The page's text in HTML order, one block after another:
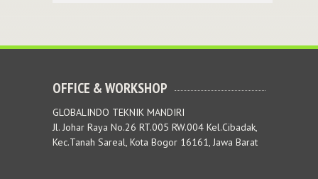
OFFICE & WORKSHOP
GLOBALINDO TEKNIK MANDIRI
Jl. Johar Raya No.26 RT.005 RW.004 Kel.Cibadak,
Kec.Tanah Sareal, Kota Bogor 16161, Jawa Barat